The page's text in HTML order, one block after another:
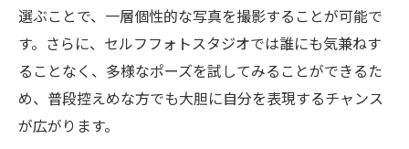
韓国風小道具を使った特別な1枚
韓国風セルフフォトスタジオでポーズとクリエ
イティブさを楽しむ方法
韓国風ポーズで魅力を引き出す
クリエイティブな撮影を楽しむためのヒン
選ぶことで、一層個性的な写真を撮影することが可能で
す。さらに、セルフフォトスタジオでは誰にも気兼ねす
ることなく、多様なポーズを試してみることができるた
め、普段控えめな方でも大胆に自分を表現するチャンス
が広がります。